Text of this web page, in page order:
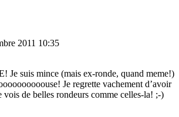
2011 10:35
Je suis mince (mais ex-ronde, quand meme!)
Je regrette vachement d’avoir
vois de belles rondeurs comme celles-la! ;-)